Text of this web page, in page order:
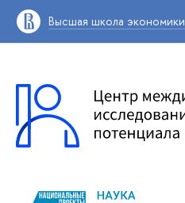
Высшая школа экономики